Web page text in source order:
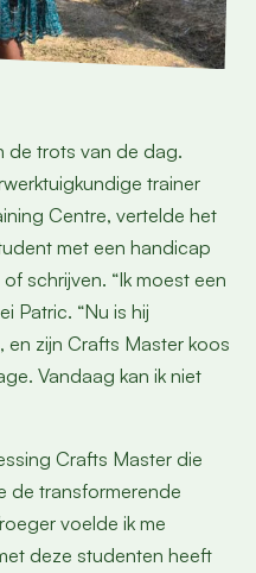
de trots van de dag.
trainer
Centre, vertelde het
met een handicap
schrijven. “Ik moest een
Patric. “Nu is hij
zijn Crafts Master koos
Vandaag kan ik niet
Crafts Master die
de transformerende
voelde ik me
deze studenten heeft